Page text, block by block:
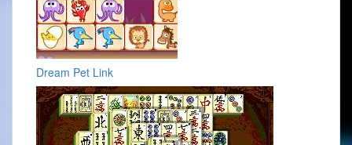
Dream Pet Link